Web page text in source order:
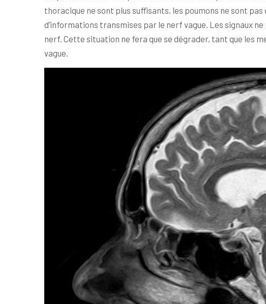
thoracique ne sont plus suffisants, les poumons ne sont
d’informations transmises par le nerf vague. Les signaux
nerf. Cette situation ne fera que se dégrader, tant que les
vague.